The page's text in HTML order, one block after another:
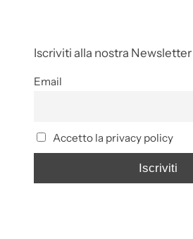
Iscriviti alla nostra
Email
Accetto la privacy policy